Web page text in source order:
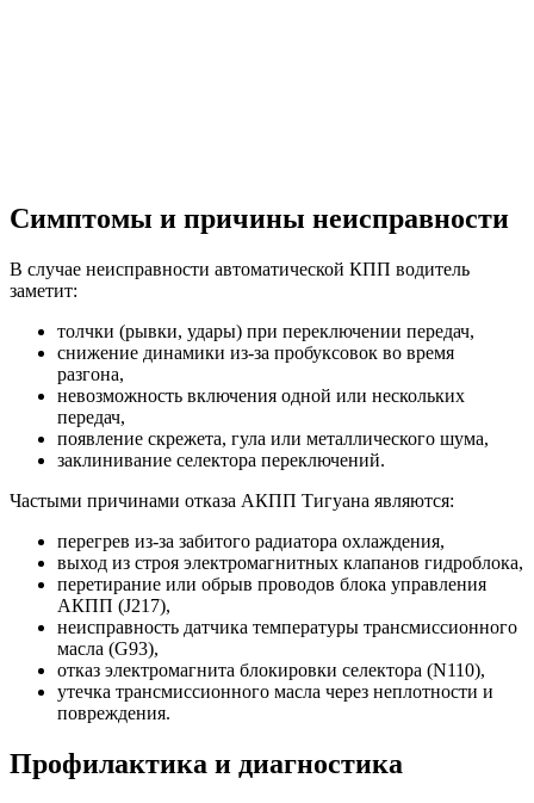
Симптомы и причины неисправности
В случае неисправности автоматической КПП водитель
заметит:
толчки (рывки, удары) при переключении передач,
снижение динамики из-за пробуксовок во время
разгона,
невозможность включения одной или нескольких
передач,
появление скрежета, гула или металлического шума,
заклинивание селектора переключений.
Частыми причинами отказа АКПП Тигуана являются:
перегрев из-за забитого радиатора охлаждения,
выход из строя электромагнитных клапанов гидроблока,
перетирание или обрыв проводов блока управления
АКПП (J217),
неисправность датчика температуры трансмиссионного
масла (G93),
отказ электромагнита блокировки селектора (N110),
утечка трансмиссионного масла через неплотности и
повреждения.
Профилактика и диагностика